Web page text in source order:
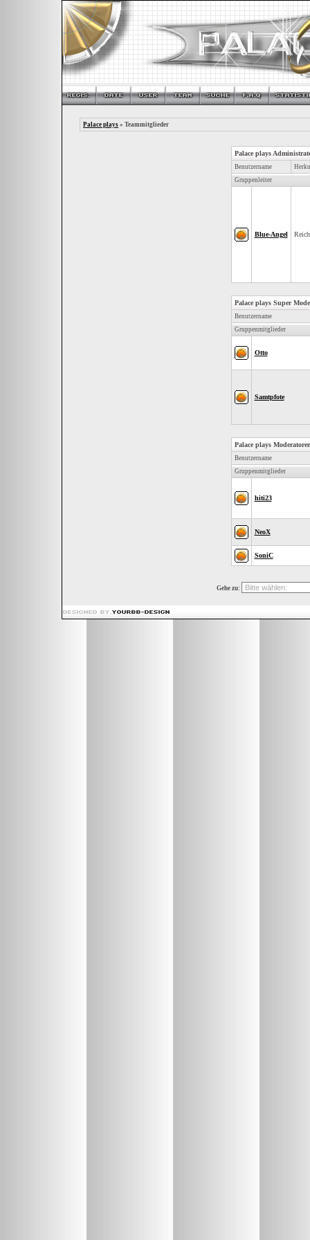
Palace plays » Teammitglieder
Palace plays
Benutzername
Gruppenleiter
Blue-Angel
Palace plays Super
Benutzername
Gruppenmitglieder
Otto
Samtpfote
Palace plays
Benutzername
Gruppenmitglieder
hiti23
NeoX
SoniC
Gehe zu: